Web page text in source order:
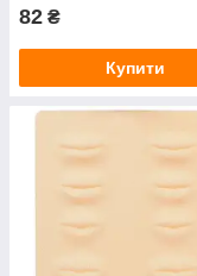
82 ₴
Купити